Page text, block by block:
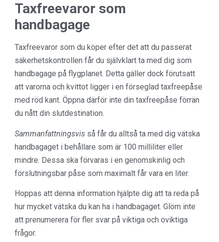
Taxfreevaror som
handbagage
Taxfreevaror som du köper efter det att du passerat
säkerhetskontrollen får du självklart ta med dig som
handbagage på flygplanet. Detta gäller dock förutsatt
att varorna och kvittot ligger i en förseglad taxfreepåse
med röd kant. Öppna därför inte din taxfreepåse förrän
du nått din slutdestination.
Sammanfattningsvis så får du alltså ta med dig vätska
handbagaget i behållare som är 100 milliliter eller
mindre. Dessa ska förvaras i en genomskinlig och
förslutningsbar påse som maximalt får vara en liter.
Hoppas att denna information hjälpte dig att ta reda på
hur mycket vätska du kan ha i handbagaget. Glöm inte
att prenumerera för fler svar på viktiga och oviktiga
frågor.